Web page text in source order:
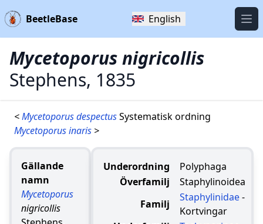
BeetleBase English
Mycetoporus nigricollis
Stephens, 1835
<Mycetoporus despectusSystematisk ordning
Mycetoporus inaris >
Gällande
namn
Mycetoporus
nigricollis
Underordning
Polyphaga
Överfamilj
Staphylinoidea
Familj
Staphylinidae-
Kortvingar